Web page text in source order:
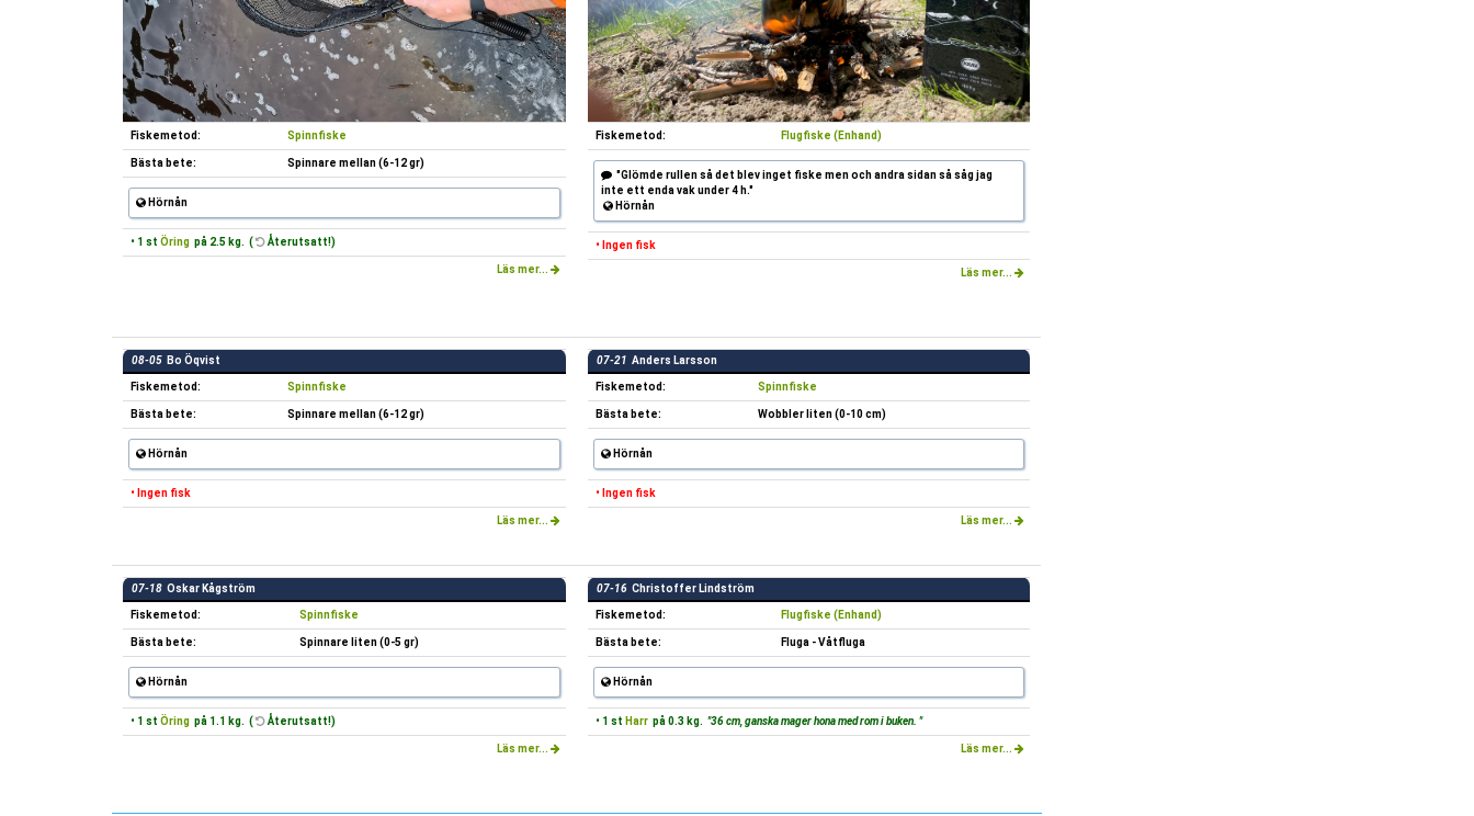
Fiskemetod: Spinnfiske
Bästa bete: Spinnare mellan (6-12 gr)
Hörnån
• 1 st Öring på 2.5 kg. ( Återutsatt!)
Läs mer...
Fiskemetod: Flugfiske (Enhand)
"Glömde rullen så det blev inget fiske men och andra sidan så såg jag
inte ett enda vak under 4 h."
Hörnån
• Ingen fisk
Läs mer...
08-05 Bo Öqvist
Fiskemetod: Spinnfiske
Bästa bete: Spinnare mellan (6-12 gr)
Hörnån
• Ingen fisk
Läs mer...
07-21 Anders Larsson
Fiskemetod: Spinnfiske
Bästa bete: Wobbler liten (0-10 cm)
Hörnån
• Ingen fisk
Läs mer...
07-18 Oskar Kågström
Fiskemetod: Spinnfiske
Bästa bete: Spinnare liten (0-5 gr)
Hörnån
• 1 st Öring på 1.1 kg. ( Återutsatt!)
Läs mer...
07-16 Christoffer Lindström
Fiskemetod: Flugfiske (Enhand)
Bästa bete: Fluga - Våtfluga
Hörnån
• 1 st Harr på 0.3 kg. "36 cm, ganska mager hona med rom i buken. "
Läs mer...